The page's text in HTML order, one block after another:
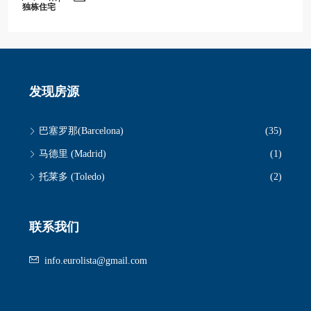
独栋住宅
发现房源
巴塞罗那(Barcelona) (35)
马德里 (Madrid) (1)
托莱多 (Toledo) (2)
联系我们
info.eurolista@gmail.com